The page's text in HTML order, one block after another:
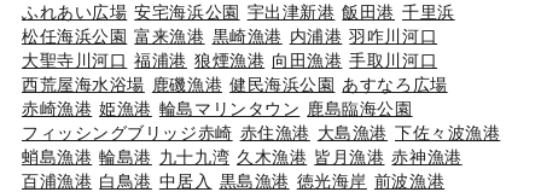
ふれあい広場 安宅海浜公園 宇出津新港 飯田港 千里浜
松任海浜公園 富来漁港 黒崎漁港 内浦港 羽咋川河口
大聖寺川河口 福浦港 狼煙漁港 向田漁港 手取川河口
西荒屋海水浴場 鹿磯漁港 健民海浜公園 あすなろ広場
赤崎漁港 姫漁港 輪島マリンタウン 鹿島臨海公園
フィッシングブリッジ赤崎 赤住漁港 大島漁港 下佐々波漁港
蛸島漁港 輪島港 九十九湾 久木漁港 皆月漁港 赤神漁港
百浦漁港 白鳥港 中居入 黒島漁港 徳光海岸 前波漁港